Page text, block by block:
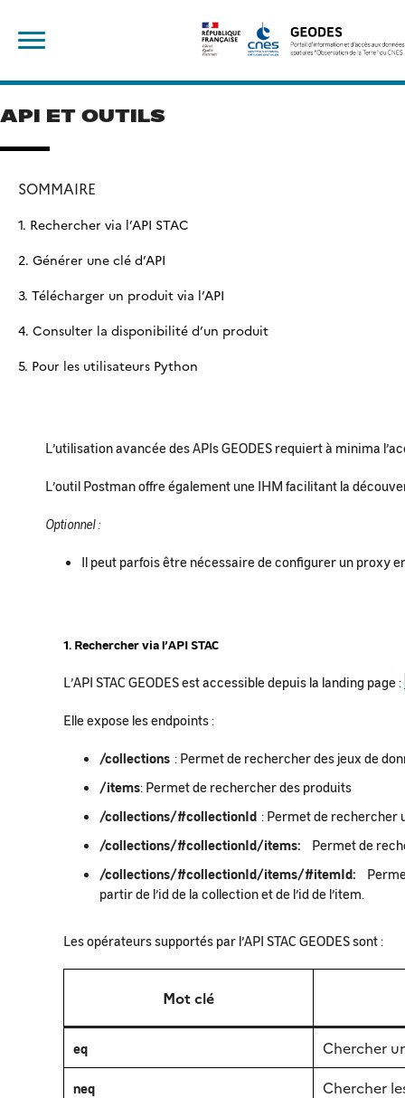
content
API ET OUTILS
SOMMAIRE
1. Rechercher via l’API STAC
2. Générer une clé d’API
3. Télécharger un produit via l’API
4. Consulter la disponibilité d’un produit
5. Pour les utilisateurs Python
L’utilisation avancée des APIs GEODES requiert à minima
L’outil Postman offre également une IHM facilitant la
Optionnel :
Il peut parfois être nécessaire de configurer un proxy
1. Rechercher via l’API STAC
L’API STAC GEODES est accessible depuis la landing page :
Elle expose les endpoints :
/collections : Permet de rechercher des jeux de
/items: Permet de rechercher des produits
/collections/#collectionId : Permet de rechercher
/collections/#collectionId/items:
Permet de
/collections/#collectionId/items/#itemId:
partir de l’id de la collection et de l’id de l’item.
Les opérateurs supportés par l’API STAC GEODES sont :
Mot clé
eq Chercher
neq Chercher